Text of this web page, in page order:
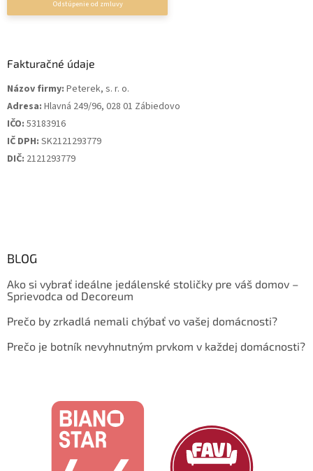
Fakturačné údaje
Názov firmy: Peterek, s. r. o.
Adresa: Hlavná 249/96, 028 01 Zábiedovo
IČO: 53183916
IČ DPH: SK2121293779
DIČ: 2121293779
BLOG
Ako si vybrať ideálne jedálenské stoličky pre váš domov –
Sprievodca od Decoreum
Prečo by zrkadlá nemali chýbať vo vašej domácnosti?
Prečo je botník nevyhnutným prvkom v každej domácnosti?